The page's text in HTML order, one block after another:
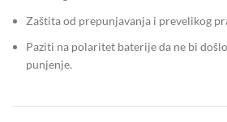
Zaštita od prepunjavanja i prevelikog
Paziti na polaritet baterije da ne bi
punjenje.